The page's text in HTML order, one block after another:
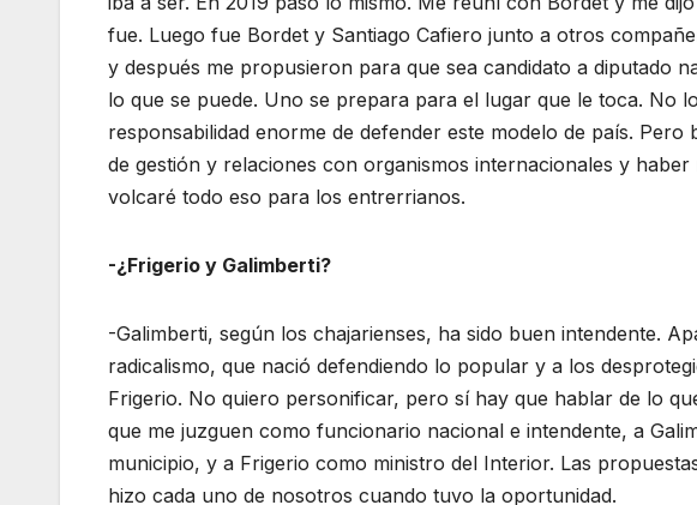
fue. Luego fue Bordet y Santiago Cafiero junto a otros
y después me propusieron para que sea candidato a diputado
lo que se puede. Uno se prepara para el lugar que le toca. No
responsabilidad enorme de defender este modelo de país.
de gestión y relaciones con organismos internacionales y
volcaré todo eso para los entrerrianos.
-¿Frigerio y Galimberti?
-Galimberti, según los chajarienses, ha sido buen intendente.
radicalismo, que nació defendiendo lo popular y a los
Frigerio. No quiero personificar, pero sí hay que hablar de lo
que me juzguen como funcionario nacional e intendente, a
municipio, y a Frigerio como ministro del Interior. Las
hizo cada uno de nosotros cuando tuvo la oportunidad.